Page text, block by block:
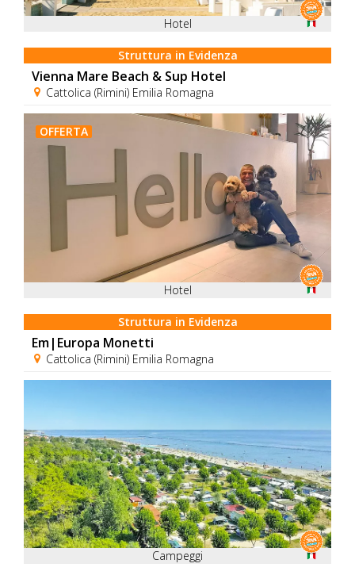
Hotel
Struttura in Evidenza
Vienna Mare Beach & Sup Hotel
Cattolica (Rimini) Emilia Romagna
OFFERTA
Hotel
Struttura in Evidenza
Em|Europa Monetti
Cattolica (Rimini) Emilia Romagna
Campeggi